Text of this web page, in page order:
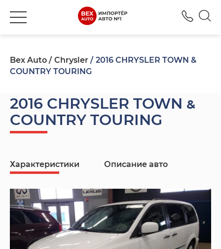
Bex Auto Chrysler
2016 CHRYSLER TOWN &
COUNTRY TOURING
2016 CHRYSLER TOWN &
COUNTRY TOURING
Характеристики Описание авто